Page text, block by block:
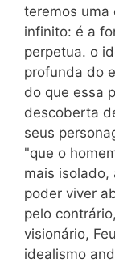
teremos uma
infinito: é a
perpetua. o
profunda do
do que essa
descoberta
seus
"que o
mais isolado,
poder viver
pelo
visionário,
idealismo